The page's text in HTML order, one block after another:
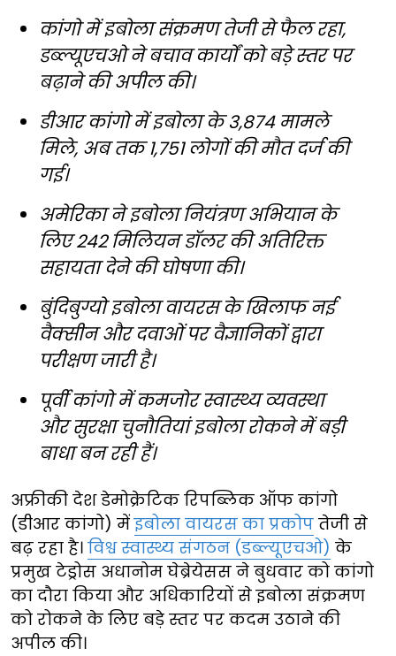
कांगो में इबोला संक्रमण तेजी से फैल रहा,
डब्ल्यूएचओ ने बचाव कार्यों को बड़े स्तर पर
बढ़ाने की अपील की।
डीआर कांगो में इबोला के 3,874 मामले
मिले, अब तक 1,751 लोगों की मौत दर्ज की
गई।
अमेरिका ने इबोला नियंत्रण अभियान के
लिए 242 मिलियन डॉलर की अतिरिक्त
सहायता देने की घोषणा की।
बुंदिबुग्यो इबोला वायरस के खिलाफ नई
वैक्सीन और दवाओं पर वैज्ञानिकों द्वारा
परीक्षण जारी है।
पूर्वी कांगो में कमजोर स्वास्थ्य व्यवस्था
और सुरक्षा चुनौतियां इबोला रोकने में बड़ी
बाधा बन रही हैं।
अफ्रीकी देश डेमोक्रेटिक रिपब्लिक ऑफ कांगो
(डीआर कांगो) मेंइबोला वायरस का प्रकोप तेजी से
बढ़ रहा है। विश्व स्वास्थ्य संगठन (डब्ल्यूएचओ) के
प्रमुख टेड्रोस अधानोम घेब्रेयेसस ने बुधवार को कांगो
का दौरा किया और अधिकारियों से इबोला संक्रमण
को रोकने के लिए बड़े स्तर पर कदम उठाने की
अपील की।